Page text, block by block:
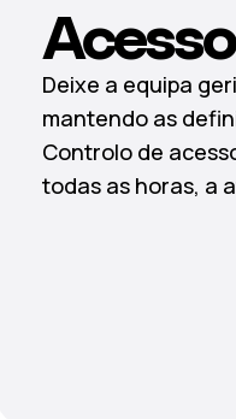
Deixe a equipa
mantendo as
Controlo de
todas as horas, a